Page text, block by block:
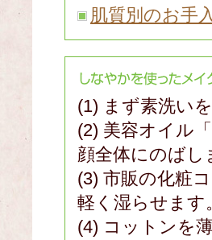
肌質別のお手
(1) まず素洗い
(2) 美容オイル
顔全体にのばし
(3) 市販の化粧
軽く湿らせます
(4) コットンを